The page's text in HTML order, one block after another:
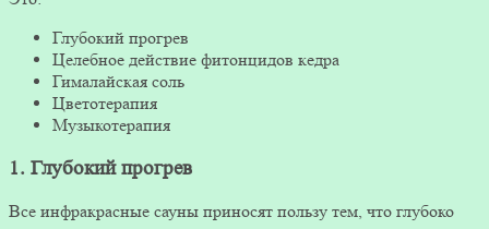
Глубокий прогрев
Целебное действие фитонцидов кедра
Гималайская соль
Цветотерапия
Музыкотерапия
1. Глубокий прогрев
Все инфракрасные сауны приносят пользу тем, что глубоко